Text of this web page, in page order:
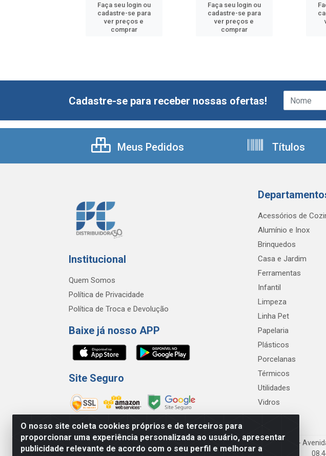
Faça seu login ou
cadastre-se para
ver preços e
comprar
Faça seu login ou
cadastre-se para
ver preços e
comprar
O nosso site coleta cookies próprios e de terceiros para
proporcionar uma experiência personalizada ao usuário, apresentar
publicidade relevante de acordo com o seu perfil e melhorar a
Cadastre-se para receber nossas ofertas!
Meus Pedidos Títulos
Institucional
Quem Somos
Política de Privacidade
Política de Troca e Devolução
Baixe já nosso APP
Site Seguro
Acessórios de
Alumínio e Inox
Brinquedos
Casa e Jardim
Ferramentas
Infantil
Limpeza
Linha Pet
Papelaria
Plásticos
Porcelanas
Térmicos
Utilidades
Vidros
FC Distribuidora de Produtos Domésticos, Higiene e Limpeza LTDA -